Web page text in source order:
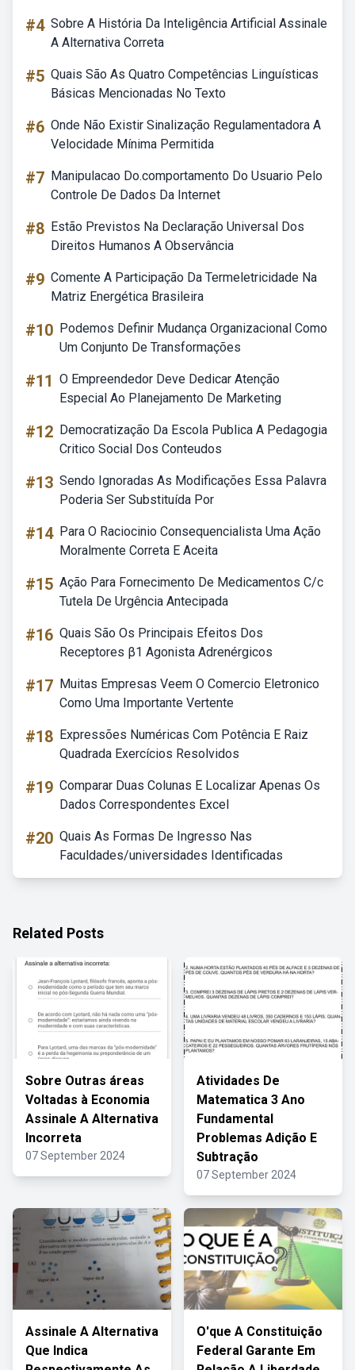
#4 Sobre A História Da Inteligência Artificial Assinale
A Alternativa Correta
#5 Quais São As Quatro Competências Linguísticas
Básicas Mencionadas No Texto
#6 Onde Não Existir Sinalização Regulamentadora A
Velocidade Mínima Permitida
#7 Manipulacao Do.comportamento Do Usuario Pelo
Controle De Dados Da Internet
#8 Estão Previstos Na Declaração Universal Dos
Direitos Humanos A Observância
#9 Comente A Participação Da Termeletricidade Na
Matriz Energética Brasileira
#10 Podemos Definir Mudança Organizacional Como
Um Conjunto De Transformações
#11 O Empreendedor Deve Dedicar Atenção
Especial Ao Planejamento De Marketing
#12 Democratização Da Escola Publica A Pedagogia
Critico Social Dos Conteudos
#13 Sendo Ignoradas As Modificações Essa Palavra
Poderia Ser Substituída Por
#14 Para O Raciocinio Consequencialista Uma Ação
Moralmente Correta E Aceita
#15 Ação Para Fornecimento De Medicamentos C/c
Tutela De Urgência Antecipada
#16 Quais São Os Principais Efeitos Dos
Receptores β1 Agonista Adrenérgicos
#17 Muitas Empresas Veem O Comercio Eletronico
Como Uma Importante Vertente
#18 Expressões Numéricas Com Potência E Raiz
Quadrada Exercícios Resolvidos
#19 Comparar Duas Colunas E Localizar Apenas Os
Dados Correspondentes Excel
#20 Quais As Formas De Ingresso Nas
Faculdades/universidades Identificadas
Related Posts
Sobre Outras áreas
Voltadas à Economia
Assinale A Alternativa
Incorreta
07 September 2024
Atividades De
Matematica 3 Ano
Fundamental
Problemas Adição E
Subtração
07 September 2024
Assinale A Alternativa
Que Indica
O'que A Constituição
Federal Garante Em